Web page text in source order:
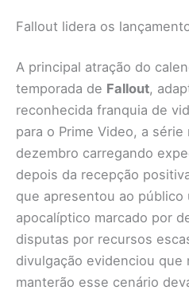
Fallout lidera os
A principal atração do
temporada de Fallout,
reconhecida franquia de
para o Prime Video, a série
dezembro carregando
depois da recepção
que apresentou ao
apocalíptico marcado por
disputas por recursos
divulgação evidenciou que
manterão esse cenário